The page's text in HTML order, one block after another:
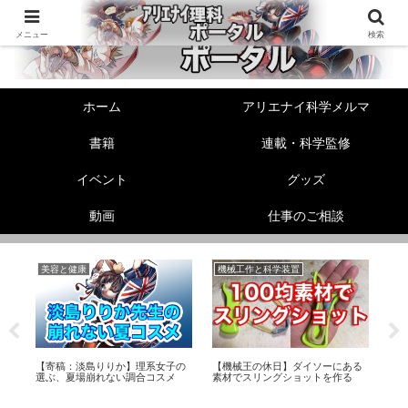
ホーム アリエナイ科学メルマ
書籍 連載・科学監修
イベント グッズ
動画 仕事のご相談
美容と健康
【寄稿：淡島りりか】理系女子の
選ぶ、夏場崩れない調合コスメ
機械工作と科学装置
【機械王の休日】ダイソーにある
素材でスリングショットを作る
メニュー 検索